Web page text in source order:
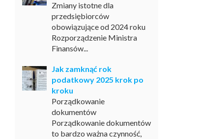
Zmiany istotne dla
przedsiębiorców
obowiązujące od 2024 roku
Rozporządzenie Ministra
Finansów...
Jak zamknąć rok
podatkowy 2025 krok po
kroku
Porządkowanie
dokumentów
Porządkowanie dokumentów
to bardzo ważna czynność,